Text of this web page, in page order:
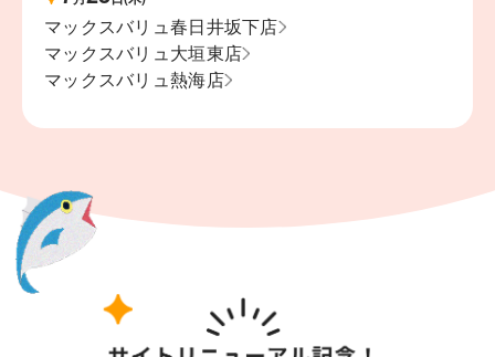
マックスバリュ春日井坂下店
マックスバリュ大垣東店
マックスバリュ熱海店